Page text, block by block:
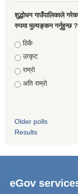
शुद्धोधन गाउँपालिकाले
रुपमा मुल्यङ्कन गर्नुहुन्छ ?
Choices
ठिकै
उत्कृट
राम्रो
अति राम्रो
Older polls
Results
eGov